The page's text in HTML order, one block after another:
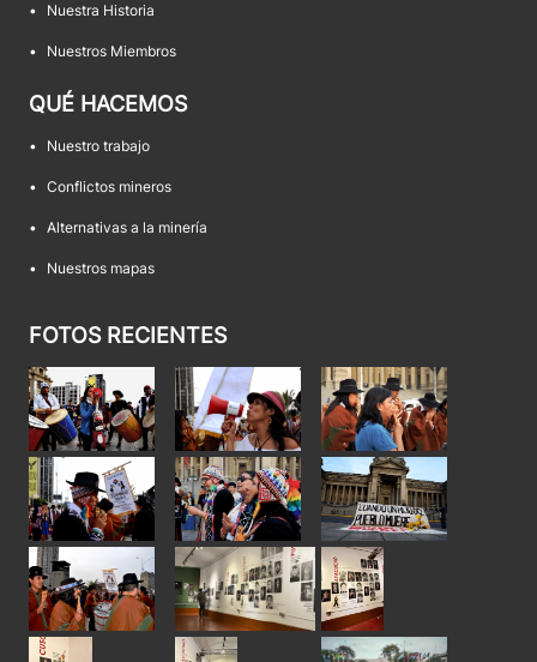
• Nuestra Historia
• Nuestros Miembros
QUÉ HACEMOS
• Nuestro trabajo
• Conflictos mineros
• Alternativas a la minería
• Nuestros mapas
FOTOS RECIENTES